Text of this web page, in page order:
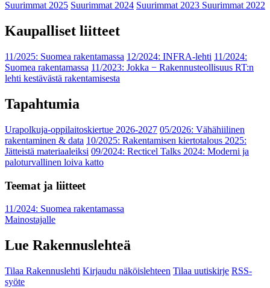
Suurimmat 2025 Suurimmat 2024 Suurimmat 2023 Suurimmat 2022
Kaupalliset liitteet
11/2025: Suomea rakentamassa 12/2024: INFRA-lehti 11/2024:
Suomea rakentamassa 11/2023: Jokka − Rakennusteollisuus RT:n
lehti kestävästä rakentamisesta
Tapahtumia
Urapolkuja-oppilaitoskiertue 2026-2027 05/2026: Vähähiilinen
rakentaminen & data 10/2025: Rakentamisen kiertotalous 2025:
Jätteistä materiaaleiksi 09/2024: Recticel Talks 2024: Moderni ja
paloturvallinen loiva katto
Teemat ja liitteet
11/2024: Suomea rakentamassa
Mainostajalle
Lue Rakennuslehteä
Tilaa Rakennuslehti Kirjaudu näköislehteen Tilaa uutiskirje RSS-
syöte